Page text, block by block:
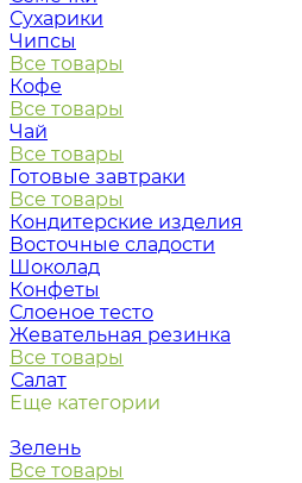
Сухарики
Чипсы
Все товары
Кофе
Все товары
Чай
Все товары
Готовые завтраки
Все товары
Кондитерские изделия
Восточные сладости
Шоколад
Конфеты
Слоеное тесто
Жевательная резинка
Все товары
Салат
Еще категории
Зелень
Все товары